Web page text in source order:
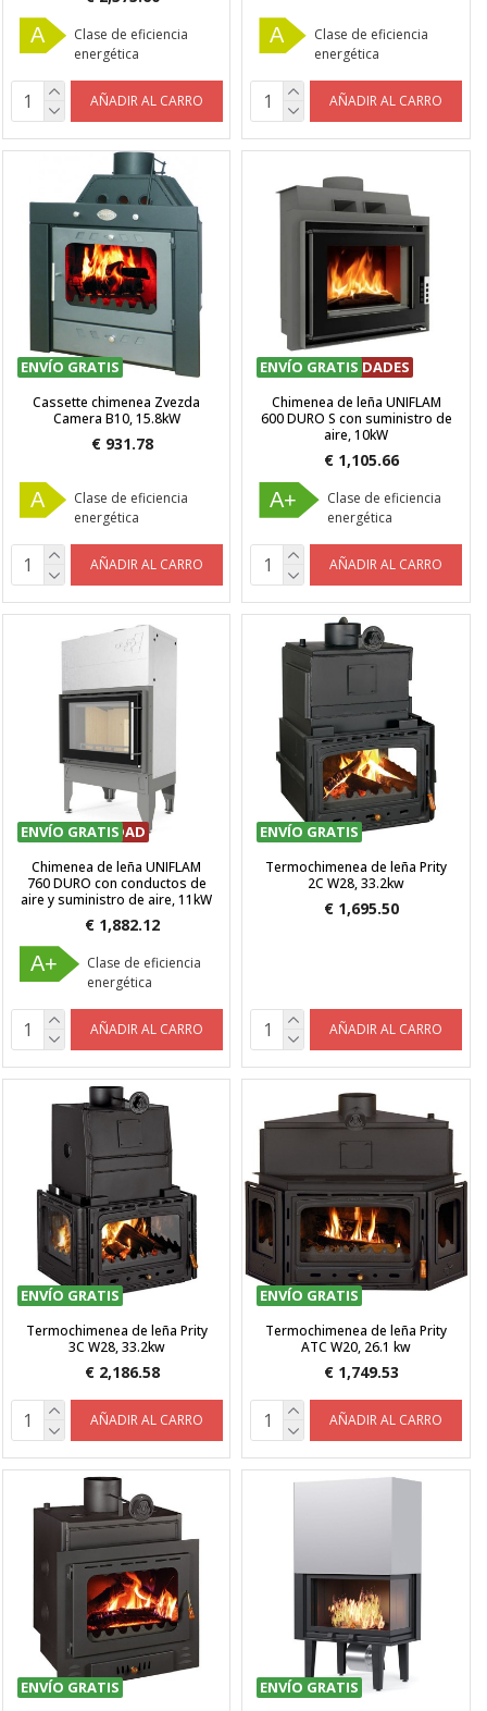
A
Clase de eficiencia
energética
AÑADIR AL CARRO
A
Clase de eficiencia
energética
AÑADIR AL CARRO
ENVÍO GRATIS
Cassette chimenea Zvezda
Camera B10, 15.8kW
€ 931.78
A
Clase de eficiencia
energética
AÑADIR AL CARRO
ÚLTIMAS UNIDADES
ENVÍO GRATIS
Chimenea de leña UNIFLAM
600 DURO S con suministro de
aire, 10kW
€ 1,105.66
A+
Clase de eficiencia
energética
AÑADIR AL CARRO
ÚLTIMA UNIDAD
ENVÍO GRATIS
Chimenea de leña UNIFLAM
760 DURO con conductos de
aire y suministro de aire, 11kW
€ 1,882.12
A+
Clase de eficiencia
energética
AÑADIR AL CARRO
ENVÍO GRATIS
Termochimenea de leña Prity
2C W28, 33.2kw
€ 1,695.50
AÑADIR AL CARRO
ENVÍO GRATIS
Termochimenea de leña Prity
3C W28, 33.2kw
€ 2,186.58
AÑADIR AL CARRO
ENVÍO GRATIS
Termochimenea de leña Prity
ATC W20, 26.1 kw
€ 1,749.53
AÑADIR AL CARRO
ENVÍO GRATIS ENVÍO GRATIS